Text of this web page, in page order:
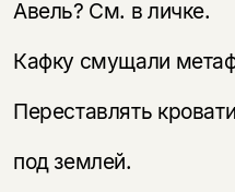
Авель? См. в личке.
Кафку смущали
Переставлять кровати
под землей.